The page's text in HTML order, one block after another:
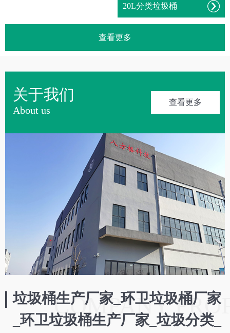
20L分类垃圾桶
查看更多
关于我们
About us
查看更多
垃圾桶生产厂家_环卫垃圾桶厂家
_环卫垃圾桶生产厂家_垃圾分类_
COMPANY